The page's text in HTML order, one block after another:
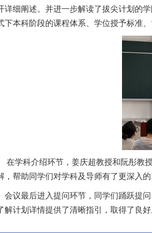
详细阐述。并进一步解读了拔尖计划的
下本科阶段的课程体系、学位授予标准
在学科介绍环节，姜庆超教授和阮彤教
，帮助同学们对学科及导师有了更深入的
会议最后进入提问环节，同学们踊跃提
解计划详情提供了清晰指引，取得了良好